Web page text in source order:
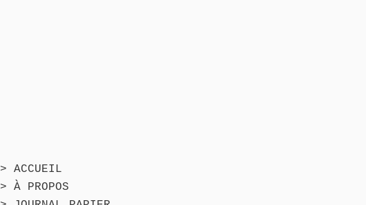
> ACCUEIL
> À PROPOS